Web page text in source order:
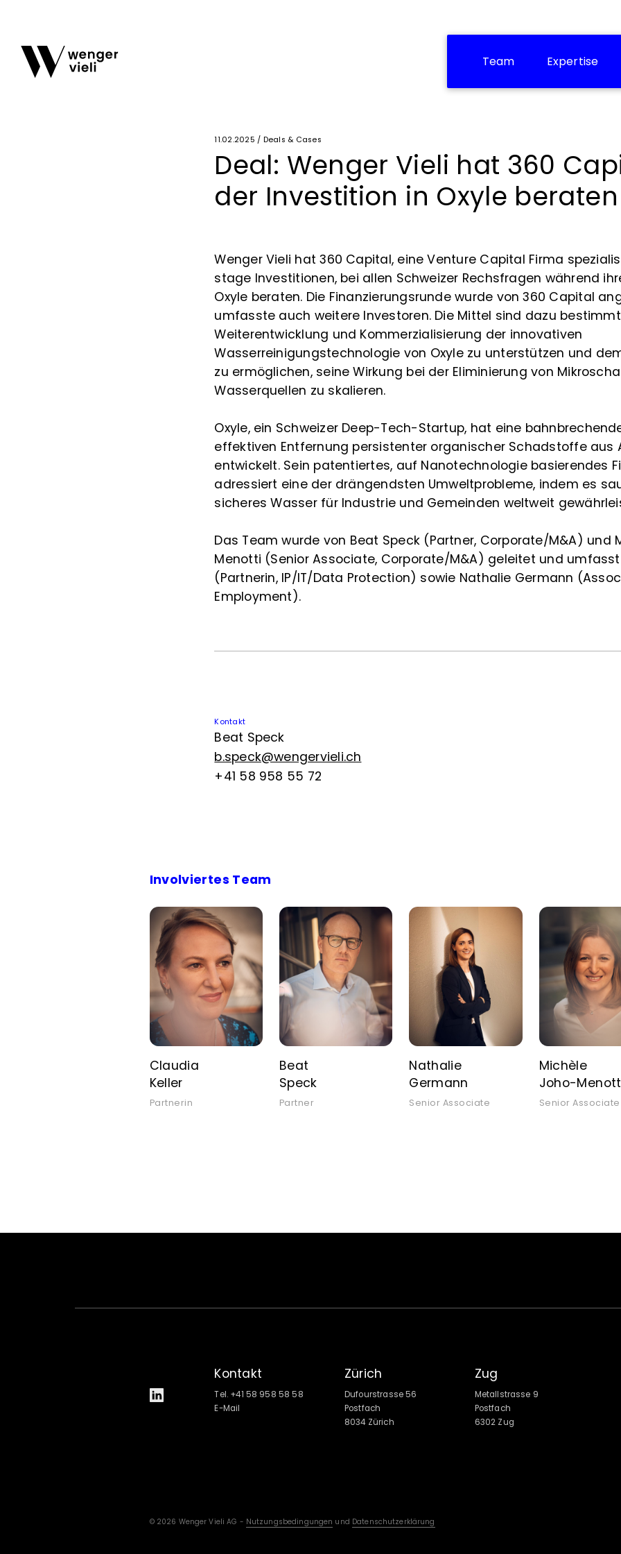
Team Expertise
11.02.2025 / Deals & Cases
Deal: Wenger Vieli hat 360
der Investition in Oxyle beraten
Wenger Vieli hat 360 Capital, eine Venture Capital Firma
stage Investitionen, bei allen Schweizer Rechsfragen während
Oxyle beraten. Die Finanzierungsrunde wurde von 360 Capital
umfasste auch weitere Investoren. Die Mittel sind dazu
Weiterentwicklung und Kommerzialisierung der innovativen
Wasserreinigungstechnologie von Oxyle zu unterstützen und
zu ermöglichen, seine Wirkung bei der Eliminierung von
Wasserquellen zu skalieren.
Oxyle, ein Schweizer Deep-Tech-Startup, hat eine
effektiven Entfernung persistenter organischer Schadstoffe aus
entwickelt. Sein patentiertes, auf Nanotechnologie basierendes
adressiert eine der drängendsten Umweltprobleme, indem es
sicheres Wasser für Industrie und Gemeinden weltweit
Das Team wurde von Beat Speck (Partner, Corporate/M&A) und
Menotti (Senior Associate, Corporate/M&A) geleitet und
(Partnerin, IP/IT/Data Protection) sowie Nathalie Germann
Employment).
Kontakt
Beat Speck
b.speck@wengervieli.ch
+41 58 958 55 72
Involviertes Team
Claudia
Keller
Partnerin
Beat
Speck
Partner
Nathalie
Germann
Senior Associate
Michèle
Joho-
Senior Associate
Kontakt
Tel. +41 58 958 58 58
E-Mail
Zürich
Dufourstrasse 56
Postfach
8034 Zürich
Zug
Metallstrasse 9
Postfach
6302 Zug
© 2026 Wenger Vieli AG - Nutzungsbedingungen und Datenschutzerklärung